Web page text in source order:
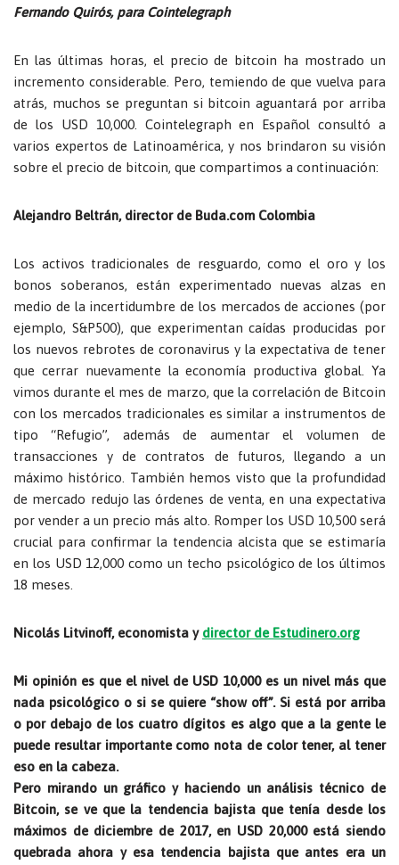
Fernando Quirós, para Cointelegraph
En las últimas horas, el precio de bitcoin ha mostrado un
incremento considerable. Pero, temiendo de que vuelva para
atrás, muchos se preguntan si bitcoin aguantará por arriba
de los USD 10,000. Cointelegraph en Español consultó a
varios expertos de Latinoamérica, y nos brindaron su visión
sobre el precio de bitcoin, que compartimos a continuación:
Alejandro Beltrán, director de Buda.com Colombia
Los activos tradicionales de resguardo, como el oro y los
bonos soberanos, están experimentado nuevas alzas en
medio de la incertidumbre de los mercados de acciones (por
ejemplo, S&P500), que experimentan caídas producidas por
los nuevos rebrotes de coronavirus y la expectativa de tener
que cerrar nuevamente la economía productiva global. Ya
vimos durante el mes de marzo, que la correlación de Bitcoin
con los mercados tradicionales es similar a instrumentos de
tipo “Refugio”, además de aumentar el volumen de
transacciones y de contratos de futuros, llegando a un
máximo histórico. También hemos visto que la profundidad
de mercado redujo las órdenes de venta, en una expectativa
por vender a un precio más alto. Romper los USD 10,500 será
crucial para confirmar la tendencia alcista que se estimaría
en los USD 12,000 como un techo psicológico de los últimos
18 meses.
Nicolás Litvinoff, economista y director de Estudinero.org
Mi opinión es que el nivel de USD 10,000 es un nivel más que
nada psicológico o si se quiere “show off”. Si está por arriba
o por debajo de los cuatro dígitos es algo que a la gente le
puede resultar importante como nota de color tener, al tener
eso en la cabeza.
Pero mirando un gráfico y haciendo un análisis técnico de
Bitcoin, se ve que la tendencia bajista que tenía desde los
máximos de diciembre de 2017, en USD 20,000 está siendo
quebrada ahora y esa tendencia bajista que antes era un